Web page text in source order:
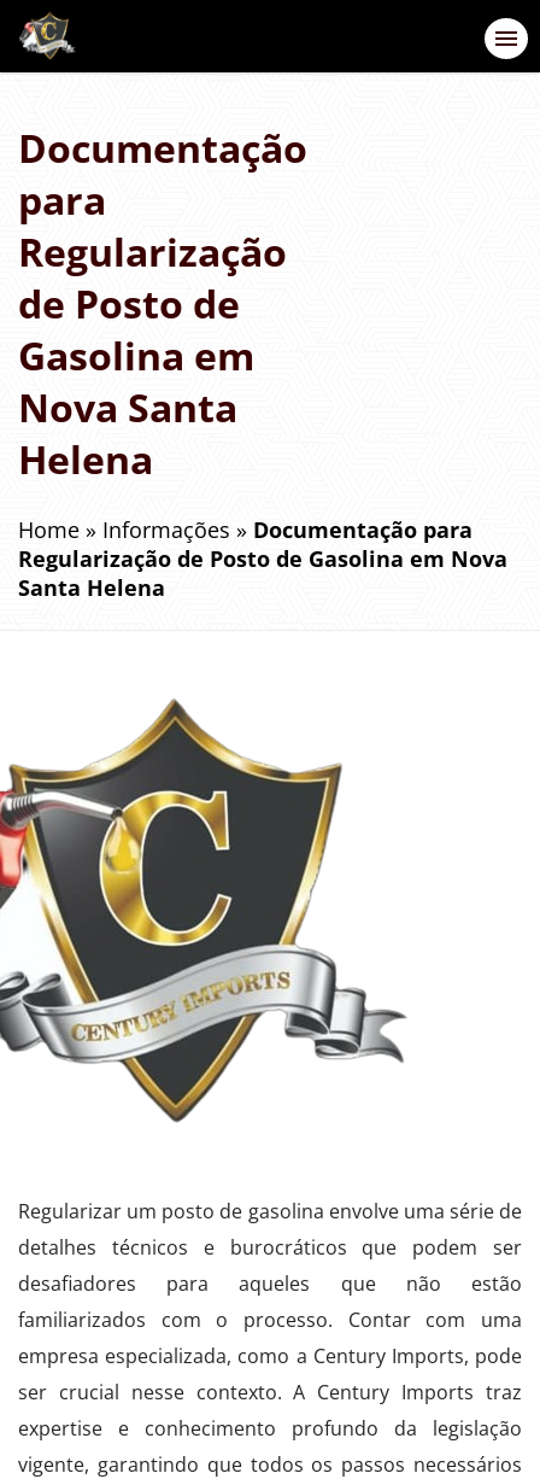
Documentação
para
Regularização
de Posto de
Gasolina em
Nova Santa
Helena
Home » Informações » Documentação para
Regularização de Posto de Gasolina em Nova
Santa Helena
Regularizar um posto de gasolina envolve uma série de
detalhes técnicos e burocráticos que podem ser
desafiadores para aqueles que não estão
familiarizados com o processo. Contar com uma
empresa especializada, como a Century Imports, pode
ser crucial nesse contexto. A Century Imports traz
expertise e conhecimento profundo da legislação
vigente, garantindo que todos os passos necessários